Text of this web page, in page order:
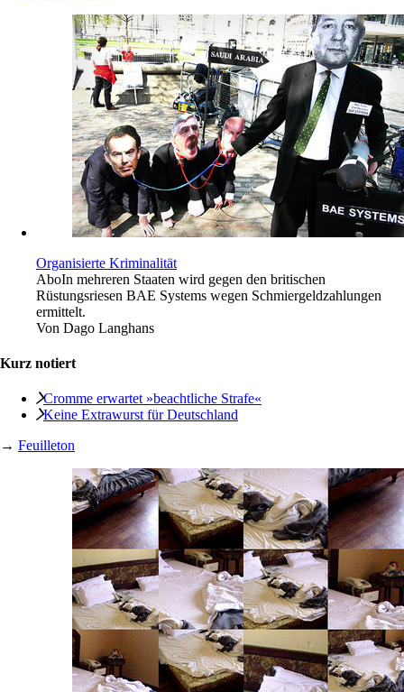
Organisierte Kriminalität
AboIn mehreren Staaten wird gegen den britischen
Rüstungsriesen BAE Systems wegen Schmiergeldzahlungen
ermittelt.
Von Dago Langhans
Kurz notiert
Cromme erwartet »beachtliche Strafe«
Keine Extrawurst für Deutschland
→ Feuilleton